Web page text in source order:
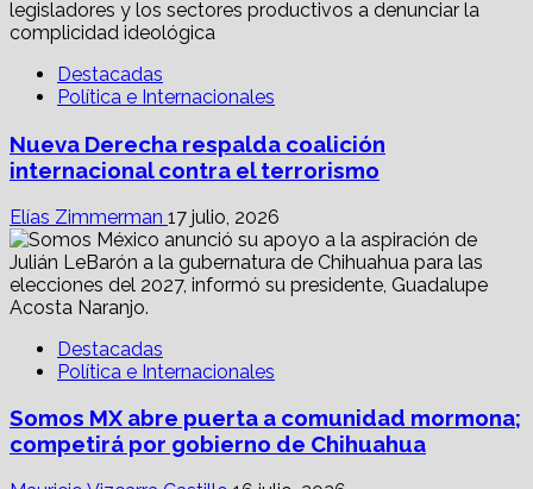
Destacadas
Política e Internacionales
Nueva Derecha respalda coalición
internacional contra el terrorismo
Elías Zimmerman 17 julio, 2026
Destacadas
Política e Internacionales
Somos MX abre puerta a comunidad mormona;
competirá por gobierno de Chihuahua